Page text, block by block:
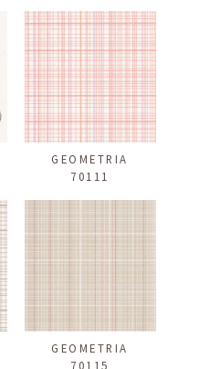
GEOMETRIA
70111
GEOMETRIA
70115